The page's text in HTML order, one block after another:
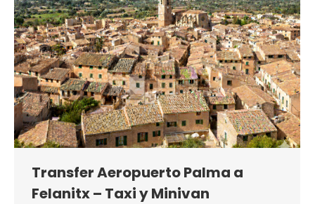
Transfer Aeropuerto Palma a
Felanitx – Taxi y Minivan